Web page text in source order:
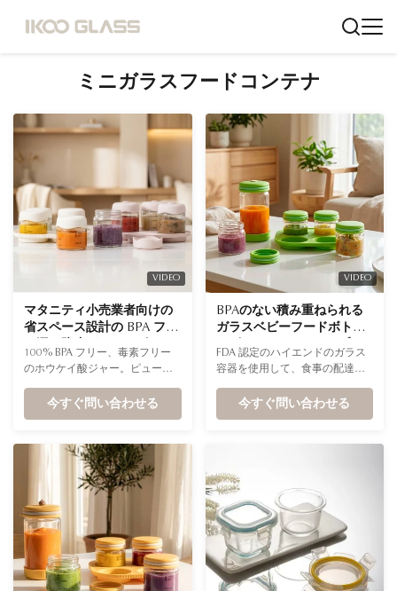
ミニガラスフードコンテナ
VIDEO
マタニティ小売業者向けの
省スペース設計の BPA フリ
ー漏れ防止ガラスベビーフ
ードジャー
100% BPA フリー、毒素フリー
のホウケイ酸ジャー。ピューレ
れた美しさと漏れ防止の安全性
を提供します。ハイエンドの乳
の信頼を築くには必須のアイテ
ムです。
今すぐ問い合わせる
VIDEO
BPAのない積み重ねられる
ガラスベビーフードボトル
ベビーフード&メールプレ
ップサービスのためのFDA
FDA 認定のハイエンドのガラス
容器を使用して、食事の配達サ
なく、お手入れが簡単で、小分
けに最適なサイズです。当社
の玄関先に安全性と優雅さをお
届けします。
今すぐ問い合わせる